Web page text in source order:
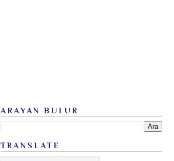
ARAYAN BULUR
TRANSLATE